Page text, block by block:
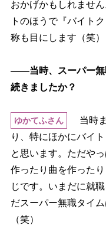
おかげかもしれませ
トのほうで『バイト
称も目にします（笑）
――当時、スーパー無
続きましたか？
ゆかてふさん
当時
り、特にほかにバイ
と思います。ただや
作ったり曲を作った
じです。いまだに就
だスーパー無職タイ
（笑）